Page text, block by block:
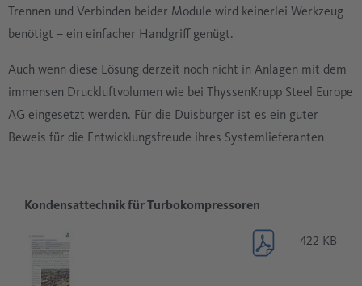
Trennen und Verbinden beider Module wird keinerlei Werkzeug
benötigt – ein einfacher Handgriff genügt.
Auch wenn diese Lösung derzeit noch nicht in Anlagen mit dem
immensen Druckluftvolumen wie bei ThyssenKrupp Steel Europe
AG eingesetzt werden. Für die Duisburger ist es ein guter
Beweis für die Entwicklungsfreude ihres Systemlieferanten
Kondensattechnik für Turbokompressoren
422 KB